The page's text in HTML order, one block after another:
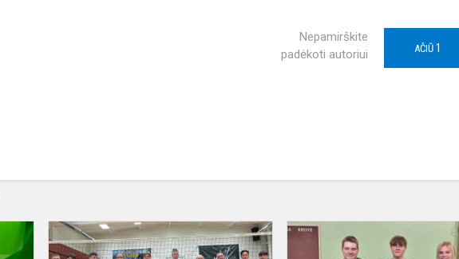
Nepamirškite
padėkoti autoriui
AČIŪ 1
Smiginio
turnyras
Kupiškio
r.